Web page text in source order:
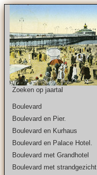
Zoeken op jaartal
Boulevard
Boulevard en Pier.
Boulevard en Kurhaus
Boulevard en Palace Hotel.
Boulevard met Grandhotel
Boulevard met strandgezicht